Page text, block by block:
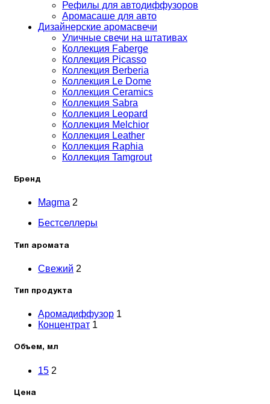
Рефилы для автодиффузоров
Аромасаше для авто
Дизайнерские аромасвечи
Уличные свечи на штативах
Коллекция Faberge
Коллекция Picasso
Коллекция Berberia
Коллекция Le Dome
Коллекция Ceramics
Коллекция Sabra
Коллекция Leopard
Коллекция Melchior
Коллекция Leather
Коллекция Raphia
Коллекция Tamgrout
Бренд
Magma 2
Бестселлеры
Тип аромата
Свежий 2
Тип продукта
Аромадиффузор 1
Концентрат 1
Объем, мл
15 2
Цена